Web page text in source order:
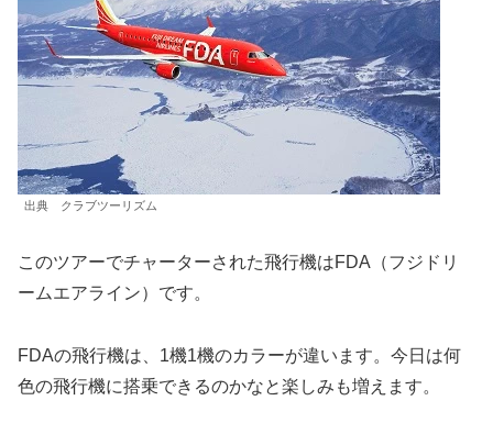
出典 クラブツーリズム
このツアーでチャーターされた飛行機はFDA（フジドリ
ームエアライン）です。
FDAの飛行機は、1機1機のカラーが違います。今日は何
色の飛行機に搭乗できるのかなと楽しみも増えます。